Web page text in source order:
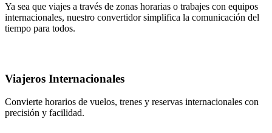
Ya sea que viajes a través de zonas horarias o trabajes con equipos
internacionales, nuestro convertidor simplifica la comunicación del
tiempo para todos.
Viajeros Internacionales
Convierte horarios de vuelos, trenes y reservas internacionales con
precisión y facilidad.